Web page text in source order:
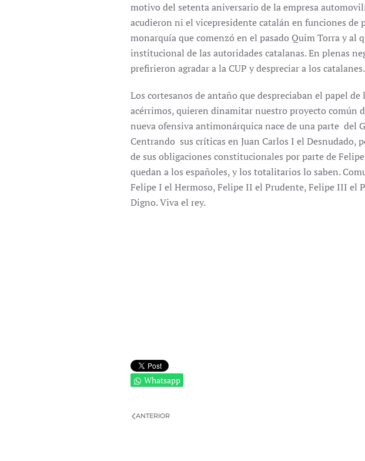
motivo del setenta aniversario de la empresa
acudieron ni el vicepresidente catalán en funciones de
monarquía que comenzó en el pasado Quim Torra y al
institucional de las autoridades catalanas. En plenas
prefirieron agradar a la CUP y despreciar a los
Los cortesanos de antaño que despreciaban el papel
acérrimos, quieren dinamitar nuestro proyecto común
nueva ofensiva antimonárquica nace de una parte del
Centrando sus críticas en Juan Carlos I el
de sus obligaciones constitucionales por parte de
quedan a los españoles, y los totalitarios lo saben.
Felipe I el Hermoso, Felipe II el Prudente, Felipe III el
Digno. Viva el rey.
Whatsapp
ANTERIOR